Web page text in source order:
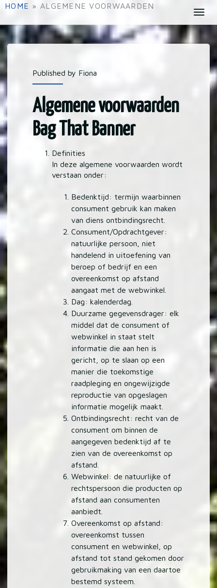
i
p
t
o
m
a
n
c
o
n
t
t
T
o
HOME » ALGEMENE VOORWAARDEN
Published by Fiona
Algemene voorwaarden
Bag That Banner
Definities
In deze algemene voorwaarden wordt
verstaan onder:
Bedenktijd: termijn waarbinnen
consument gebruik kan maken
van diens ontbindingsrecht.
Consument/Opdrachtgever:
natuurlijke persoon, niet
handelend in uitoefening van
beroep of bedrijf en een
overeenkomst op afstand
aangaat met de webwinkel.
Dag: kalenderdag.
Duurzame gegevensdrager: elk
middel dat de consument of
webwinkel in staat stelt
informatie die aan hen is
gericht, op te slaan op een
manier die toekomstige
raadpleging en ongewijzigde
reproductie van opgeslagen
informatie mogelijk maakt.
Ontbindingsrecht: recht van de
consument om binnen de
aangegeven bedenktijd af te
zien van de overeenkomst op
afstand.
Webwinkel: de natuurlijke of
rechtspersoon die producten op
afstand aan consumenten
aanbiedt.
Overeenkomst op afstand:
overeenkomst tussen
consument en webwinkel, op
afstand tot stand gekomen door
gebruikmaking van een daartoe
bestemd systeem.